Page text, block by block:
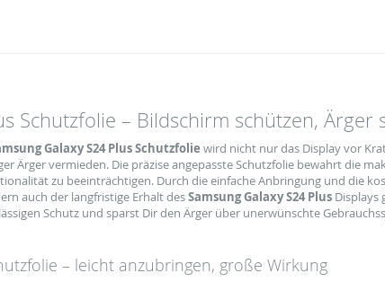
Schutzfolie – Bildschirm schützen, Ärger
Galaxy S24 Plus Schutzfolie wird nicht nur das Display vor
Ärger vermieden. Die präzise angepasste Schutzfolie bewahrt die
zu beeinträchtigen. Durch die einfache Anbringung und die
auch der langfristige Erhalt desSamsung Galaxy S24 PlusDisplays
Schutz und sparst Dir den Ärger über unerwünschte
– leicht anzubringen, große Wirkung